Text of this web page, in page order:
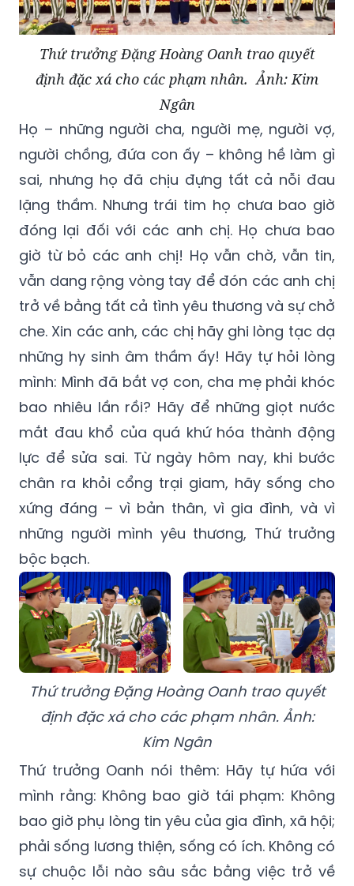
Thứ trưởng Đặng Hoàng Oanh trao quyết
định đặc xá cho các phạm nhân. Ảnh: Kim
Ngân
Họ – những người cha, người mẹ, người vợ,
người chồng, đứa con ấy – không hề làm gì
sai, nhưng họ đã chịu đựng tất cả nỗi đau
lặng thầm. Nhưng trái tim họ chưa bao giờ
đóng lại đối với các anh chị. Họ chưa bao
giờ từ bỏ các anh chị! Họ vẫn chờ, vẫn tin,
vẫn dang rộng vòng tay để đón các anh chị
trở về bằng tất cả tình yêu thương và sự chở
che. Xin các anh, các chị hãy ghi lòng tạc dạ
những hy sinh âm thầm ấy! Hãy tự hỏi lòng
mình: Mình đã bắt vợ con, cha mẹ phải khóc
bao nhiêu lần rồi? Hãy để những giọt nước
mắt đau khổ của quá khứ hóa thành động
lực để sửa sai. Từ ngày hôm nay, khi bước
chân ra khỏi cổng trại giam, hãy sống cho
xứng đáng – vì bản thân, vì gia đình, và vì
những người mình yêu thương, Thứ trưởng
bộc bạch.
Thứ trưởng Đặng Hoàng Oanh trao quyết
định đặc xá cho các phạm nhân. Ảnh:
Kim Ngân
Thứ trưởng Oanh nói thêm: Hãy tự hứa với
mình rằng: Không bao giờ tái phạm: Không
bao giờ phụ lòng tin yêu của gia đình, xã hội;
phải sống lương thiện, sống có ích. Không có
sự chuộc lỗi nào sâu sắc bằng việc trở về